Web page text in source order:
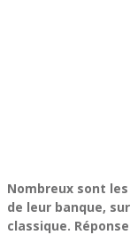
Nombreux sont
de leur banque,
classique.